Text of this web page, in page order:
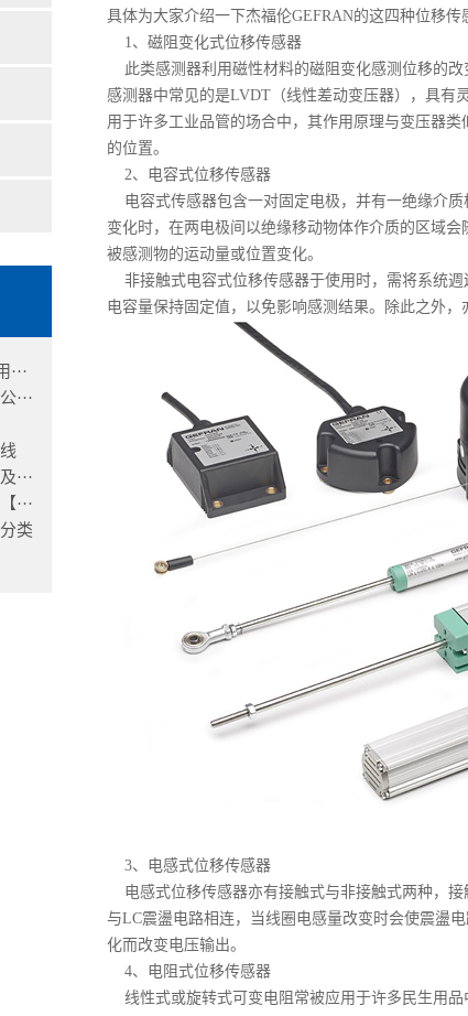
···
···
···
类
具体为大家介绍一下杰福伦GEFRAN的这四种位移传
1、磁阻变化式位移传感器
此类感测器利用磁性材料的磁阻变化感测位移的改
感测器中常见的是LVDT（线性差动变压器），具有
用于许多工业品管的场合中，其作用原理与变压器
的位置。
2、电容式位移传感器
电容式传感器包含一对固定电极，并有一绝缘介
变化时，在两电极间以绝缘移动物体作介质的区域
被感测物的运动量或位置变化。
非接触式电容式位移传感器于使用时，需将系统週
电容量保持固定值，以免影响感测结果。除此之外
3、电感式位移传感器
电感式位移传感器亦有接触式与非接触式两种，接
与LC震盪电路相连，当线圈电感量改变时会使震盪
化而改变电压输出。
4、电阻式位移传感器
线性式或旋转式可变电阻常被应用于许多民生用